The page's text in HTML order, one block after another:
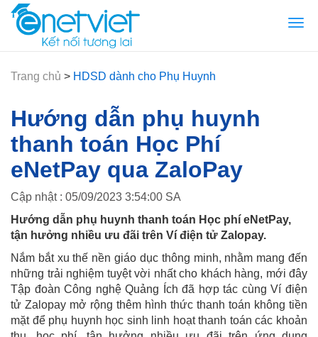
Trang chủ > HDSD dành cho Phụ Huynh
Hướng dẫn phụ huynh
thanh toán Học Phí
eNetPay qua ZaloPay
Cập nhật : 05/09/2023 3:54:00 SA
Hướng dẫn phụ huynh thanh toán Học phí eNetPay,
tận hưởng nhiều ưu đãi trên Ví điện tử Zalopay.
Nắm bắt xu thế nền giáo dục thông minh, nhằm mang đến
những trải nghiệm tuyệt vời nhất cho khách hàng, mới đây
Tập đoàn Công nghệ Quảng Ích đã hợp tác cùng Ví điện
tử Zalopay mở rộng thêm hình thức thanh toán không tiền
mặt để phụ huynh học sinh linh hoạt thanh toán các khoản